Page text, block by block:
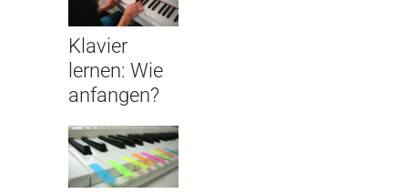
Klavier
lernen: Wie
anfangen?